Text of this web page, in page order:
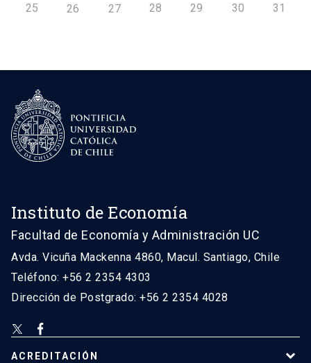
25 26 27 28 29 30 31
Instituto de Economía
Facultad de Economía y Administración UC
Avda. Vicuña Mackenna 4860, Macul. Santiago, Chile
Teléfono: +56 2 2354 4303
Dirección de Postgrado: +56 2 2354 4028
ACREDITACIÓN